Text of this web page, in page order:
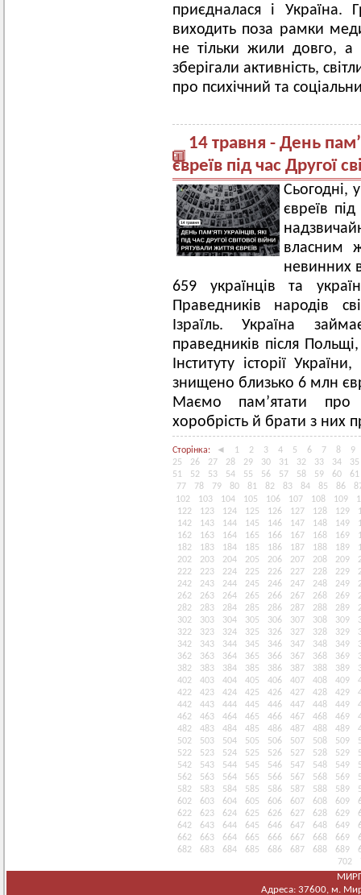
приєдналася і Україна.
виходить поза рамки
не тільки жили довго,
зберігали активність,
про психічний та
14 травня - День
євреїв під час Другої
Сьогодні,
євреїв
власним
невинних
659 українців та
Праведників народів
Ізраїль. Україна
праведників після
Інституту історії
знищено близько 6 млн
Маємо памʼятати про
хоробрість й брати з них
Сторінка: ◄ 1 2 3 4 5 6 7 8
9
25
26 27 28 29 30 31 32 33 34
35
51
52 53 54 55 56 57 58 59 60
61
77
78 79 80 81 82 83 84 85 86
102
103 104 105 106 107 108 109
122
123 124 125 126 127 128 129
142
143 144 145 146 147 148 149
162
163 164 165 166 167 168 169
182
183 184 185 186 187 188 189
202
203 204 205 206 207 208 209
222
223 224 225 226 227 228 229
242
243 244 245 246 247 248 249
262
263 264 265 266 267 268 269
282
283 284 285 286 287 288 289
302
303 304 305 306 307 308 309
322
323 324 325 326 327 328 329
342
343 344 345 346 347 348 349
362
363 364 365 366 367 368 369
382
383 384 385 386 387 388 389
402
403 404 405 406 407 408 409
422
423 424 425 426 427 428 429
442
443 444 445 446 447 448 449
462
463 464 465 466 467 468 469
482
483 484 485 486 487 488 489
502
503 504 505 506 507 508 509
522
523 524 525 526 527 528 529
542
543 544 545 546 547 548 549
562
563 564 565 566 567 568 569
582
583 584 585 586 587 588 589
602
603 604 605 606 607 608 609
622
623 624 625 626 627 628 629
642
643 644 645 646 647 648 649
662
663 664 665 666 667 668 669
682
683 684 685 686 687 688 689
702
Адреса: 37600, м.